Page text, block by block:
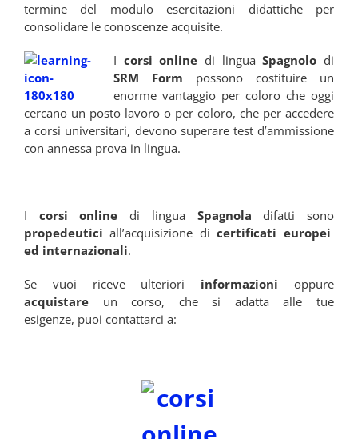
termine del modulo esercitazioni didattiche per
consolidare le conoscenze acquisite.
I corsionline di linguaSpagnolo di
SRM Form possono costituire un
enorme vantaggio per coloro che oggi
cercano un posto lavoro o per coloro, che per accedere
a corsi universitari, devono superare test d’ammissione
con annessa prova in lingua.
I corsi online di lingua Spagnola difatti sono
propedeutici all’acquisizione dicertificati europei
ed internazionali.
Se vuoi riceve ulteriori informazioni oppure
acquistare un corso, che si adatta alle tue
esigenze, puoi contattarci a: